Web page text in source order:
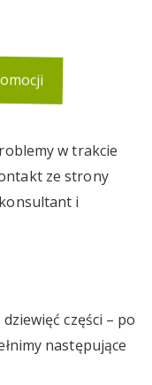
w trakcie
ze strony
i
części – po
następujące